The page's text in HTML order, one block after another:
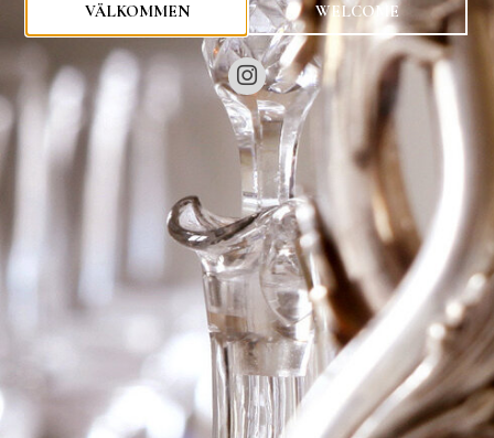
VÄLKOMMEN WELCOME